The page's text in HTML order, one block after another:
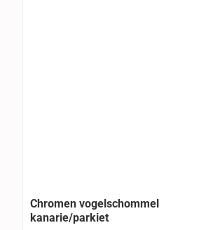
Chromen vogelschommel
kanarie/parkiet